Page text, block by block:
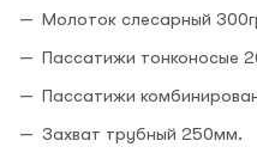
Молоток слесарный
Пассатижи тонконосые
Пассатижи
Захват трубный 250мм.